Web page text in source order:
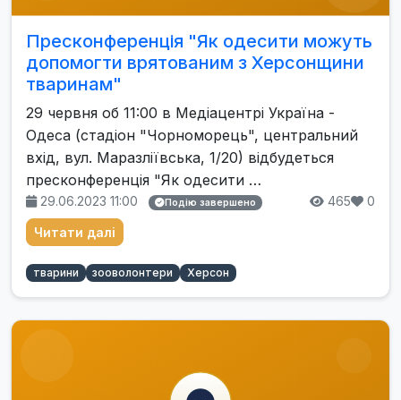
Пресконференція "Як одесити можуть
допомогти врятованим з Херсонщини
тваринам"
29 червня об 11:00 в Медіацентрі Україна -
Одеса (стадіон "Чорноморець", центральний
вхід, вул. Маразліївська, 1/20) відбудеться
пресконференція "Як одесити …
29.06.2023 11:00 Подію завершено 465 0
Читати далі
тварини зооволонтери Херсон